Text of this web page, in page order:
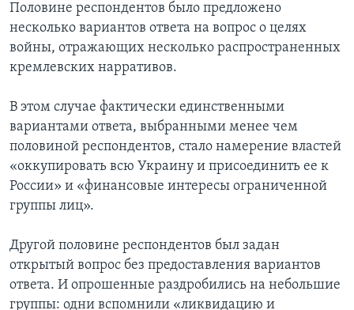
Половине респондентов было предложено
несколько вариантов ответа на вопрос о целях
войны, отражающих несколько распространенных
кремлевских нарративов.
В этом случае фактически единственными
вариантами ответа, выбранными менее чем
половиной респондентов, стало намерение властей
«оккупировать всю Украину и присоединить ее к
России» и «финансовые интересы ограниченной
группы лиц».
Другой половине респондентов был задан
открытый вопрос без предоставления вариантов
ответа. И опрошенные раздробились на небольшие
группы: одни вспомнили «ликвидацию и